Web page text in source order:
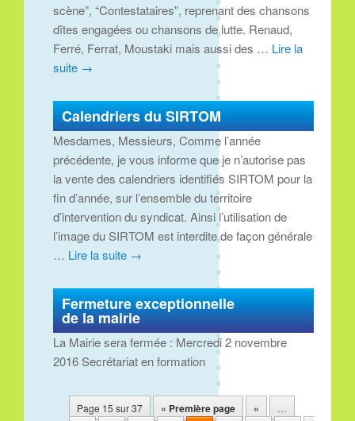
scène”, “Contestataires”, reprenant des chansons
dîtes engagées ou chansons de lutte. Renaud,
Ferré, Ferrat, Moustaki mais aussi des … Lire la
suite →
Calendriers du SIRTOM
Mesdames, Messieurs, Comme l’année
précédente, je vous informe que je n’autorise pas
la vente des calendriers identifiés SIRTOM pour la
fin d’année, sur l’ensemble du territoire
d’intervention du syndicat. Ainsi l’utilisation de
l’image du SIRTOM est interdite de façon générale
… Lire la suite →
Fermeture exceptionnelle
de la mairie
La Mairie sera fermée : Mercredi 2 novembre
2016 Secrétariat en formation
Navigation des articles
Page 15 sur 37 « Première page « …